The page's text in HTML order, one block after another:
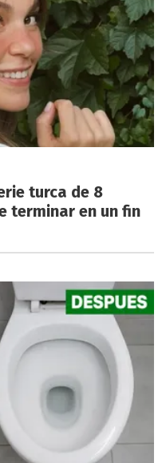
turca de 8
terminar en un fin